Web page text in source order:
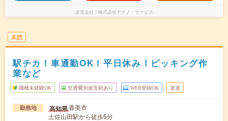
派遣会社 株式会社テクノ・サービス
未読
駅チカ！車通勤OK！平日休み！ピッキング作
業など
職種未経験OK 交通費別途支給あり WEB登録OK 派遣
勤務地 高知県香美市
土佐山田駅から徒歩5分